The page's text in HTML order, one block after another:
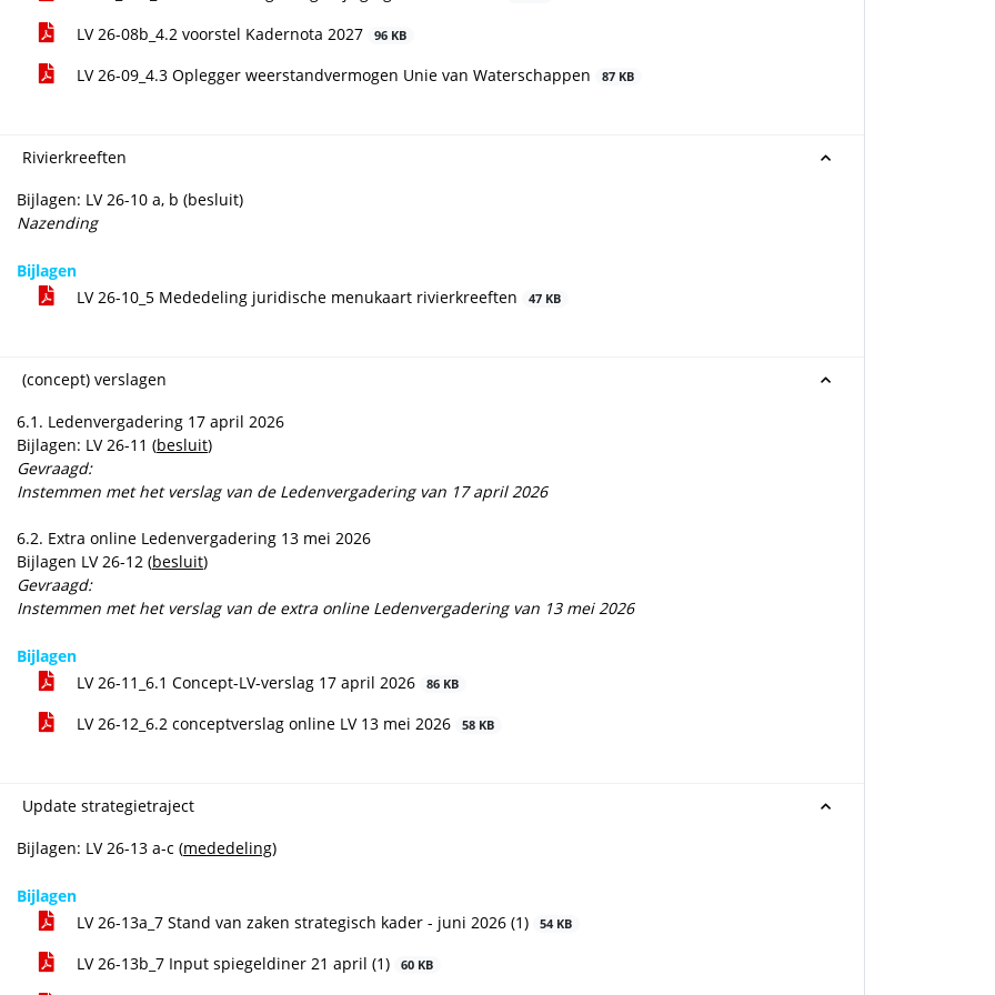
LV 26-08b_4.2 voorstel Kadernota 2027 96 KB
LV 26-09_4.3 Oplegger weerstandvermogen Unie van Waterschappen 87 KB
Rivierkreeften
Bijlagen: LV 26-10 a, b (besluit)
Nazending
Bijlagen
LV 26-10_5 Mededeling juridische menukaart rivierkreeften
47 KB
(concept) verslagen
6.1. Ledenvergadering 17 april 2026
Bijlagen: LV 26-11 (besluit)
Gevraagd:
Instemmen met het verslag van de Ledenvergadering van 17 april 2026
6.2. Extra online Ledenvergadering 13 mei 2026
Bijlagen LV 26-12 (besluit)
Gevraagd:
Instemmen met het verslag van de extra online Ledenvergadering van 13 mei 2026
Bijlagen
LV 26-11_6.1 Concept-LV-verslag 17 april 2026
86 KB
LV 26-12_6.2 conceptverslag online LV 13 mei 2026 58 KB
Update strategietraject
Bijlagen: LV 26-13 a-c (mededeling)
Bijlagen
LV 26-13a_7 Stand van zaken strategisch kader - juni 2026 (1)
54 KB
LV 26-13b_7 Input spiegeldiner 21 april (1) 60 KB